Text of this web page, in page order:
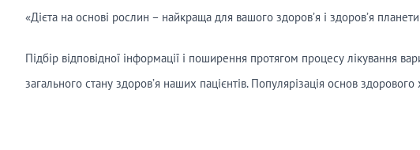
«Дієта на основі рослин – найкраща для вашого здоров’я і здоров’я
Підбір відповідної інформації і поширення протягом процесу лікування
загального стану здоров’я наших пацієнтів. Популярізація основ